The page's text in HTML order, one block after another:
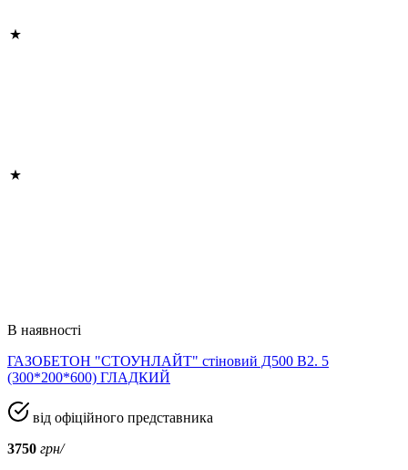
В наявності
ГАЗОБЕТОН "СТОУНЛАЙТ" стіновий Д500 В2. 5
(300*200*600) ГЛАДКИЙ
від офіційного представника
3750 грн/